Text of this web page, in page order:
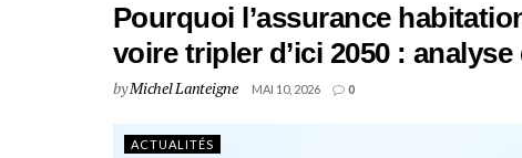
Pourquoi l’assurance
voire tripler d’ici 2050 :
byMichel Lanteigne MAI 10, 2026 0
ACTUALITÉS